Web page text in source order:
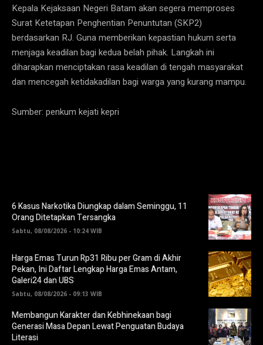
Kepala Kejaksaan Negeri Batam akan segera memproses
Surat Ketetapan Penghentian Penuntutan (SKP2)
berdasarkan RJ. Guna memberikan kepastian hukum serta
menjaga keadilan bagi kedua belah pihak. Langkah ini
diharapkan menciptakan rasa keadilan di tengah masyarakat
dan mencegah ketidakadilan bagi warga yang kurang mampu.
Sumber: penkum kejati kepri
6 Kasus Narkotika Diungkap dalam Seminggu, 11
Orang Ditetapkan Tersangka
Sabtu, 08/08/2026 - 10:24 WIB
Harga Emas Turun Rp31 Ribu per Gram di Akhir
Pekan, Ini Daftar Lengkap Harga Emas Antam,
Galeri24 dan UBS
Sabtu, 08/08/2026 - 09:13 WIB
Membangun Karakter dan Kebhinekaan bagi
Generasi Masa Depan Lewat Penguatan Budaya
Literasi